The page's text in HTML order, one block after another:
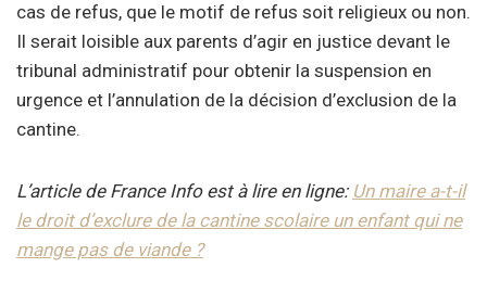
cas de refus, que le motif de refus soit religieux ou non.
Il serait loisible aux parents d’agir en justice devant le
tribunal administratif pour obtenir la suspension en
urgence et l’annulation de la décision d’exclusion de la
cantine.
L’article de France Info est à lire en ligne: Un maire a-t-il
le droit d’exclure de la cantine scolaire un enfant qui ne
mange pas de viande ?